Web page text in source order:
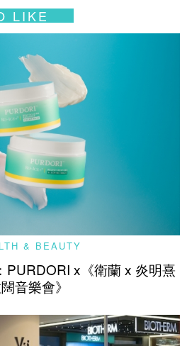
LIKE
& BEAUTY
PURDORI x《衛蘭 x 炎明熹
音樂會》